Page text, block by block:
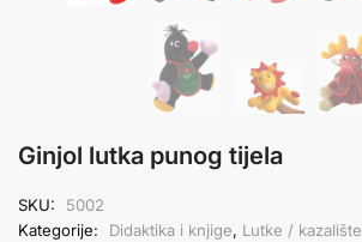
Ginjol lutka punog tijela
SKU:
5002
Kategorije:
Didaktika i knjige, Lutke / kazalište